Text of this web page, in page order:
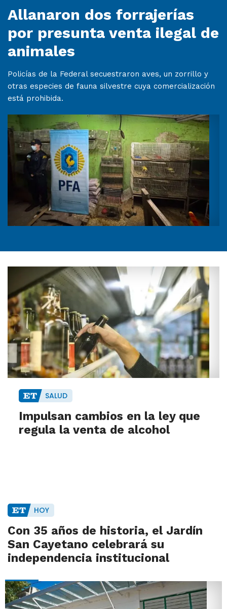
Allanaron dos forrajerías
por presunta venta ilegal de
animales
Policías de la Federal secuestraron aves, un zorrillo y
otras especies de fauna silvestre cuya comercialización
está prohibida.
SALUD
Impulsan cambios en la ley que
regula la venta de alcohol
HOY
Con 35 años de historia, el Jardín
San Cayetano celebrará su
independencia institucional